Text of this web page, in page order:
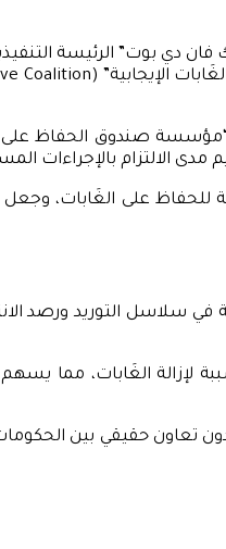
للحفاظ على الغَابات، وجعل
في سلاسل التوريد ورصد
لإزالة الغَابات، مما
تعاون حقيقي بين